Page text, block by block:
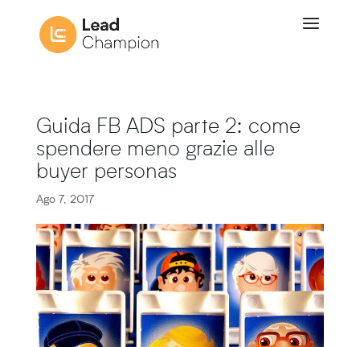
Guida FB ADS parte 2: come
spendere meno grazie alle
buyer personas
Ago 7, 2017